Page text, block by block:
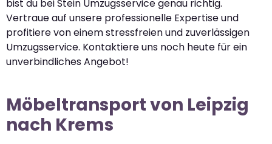
bist du bei Stein Umzugsservice genau richtig.
Vertraue auf unsere professionelle Expertise und
profitiere von einem stressfreien und zuverlässigen
Umzugsservice. Kontaktiere uns noch heute für ein
unverbindliches Angebot!
Möbeltransport von Leipzig
nach Krems